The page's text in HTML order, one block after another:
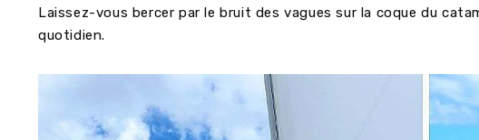
Laissez-vous bercer par le bruit des vagues sur la coque du
quotidien.